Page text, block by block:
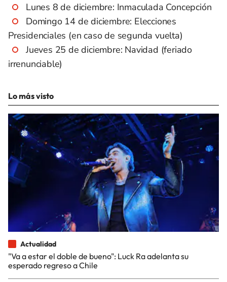
Lunes 8 de diciembre: Inmaculada Concepción
Domingo 14 de diciembre: Elecciones
Presidenciales (en caso de segunda vuelta)
Jueves 25 de diciembre: Navidad (feriado
irrenunciable)
Lo más visto
Actualidad
"Va a estar el doble de bueno": Luck Ra adelanta su
esperado regreso a Chile